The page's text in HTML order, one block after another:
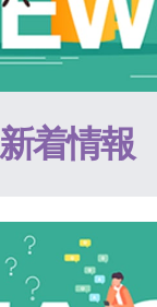
新着情報